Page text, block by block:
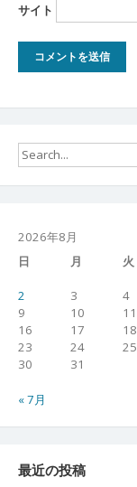
サイト
2026年8月
日
月 火
2
3 4
9
10 11
16
17 18
23
24 25
30
31
« 7月
最近の投稿